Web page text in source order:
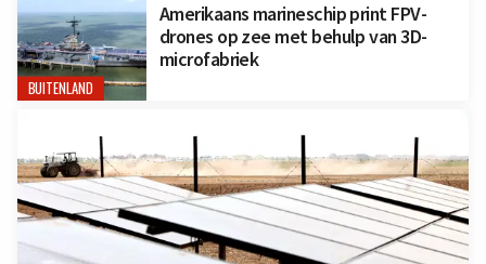
BUITENLAND
Amerikaans marineschip print FPV-
drones op zee met behulp van 3D-
microfabriek